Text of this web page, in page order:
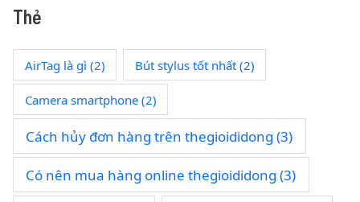
Thẻ
AirTag là gì (2) Bút stylus tốt nhất(2)
Camera smartphone(2)
Cách hủy đơn hàng trên thegioididong (3)
Có nên mua hàng online thegioididong (3)